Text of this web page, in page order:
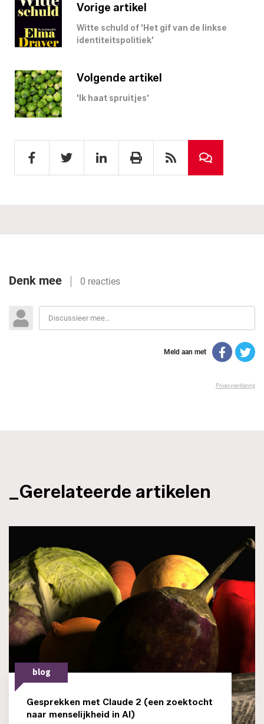
Vorige artikel
Witte schuld of 'Het gif van de linkse
identiteitspolitiek'
Volgende artikel
'Ik haat spruitjes'
_Gerelateerde artikelen
blog
Gesprekken met Claude 2 (een zoektocht
naar menselijkheid in AI)